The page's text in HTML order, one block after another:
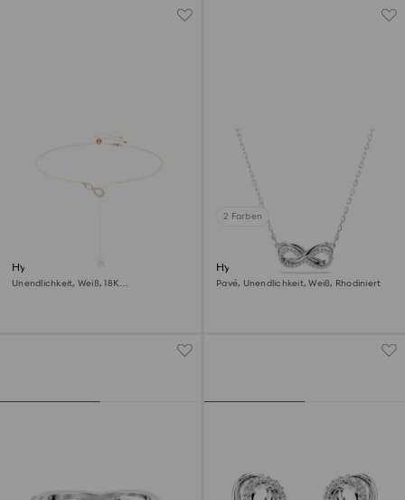
Hyperbola Y-Halskette
Unendlichkeit, Weiß, 18K
2 Farben
Hyperbola Anhänger
Pavé, Unendlichkeit, Weiß, Rhodiniert